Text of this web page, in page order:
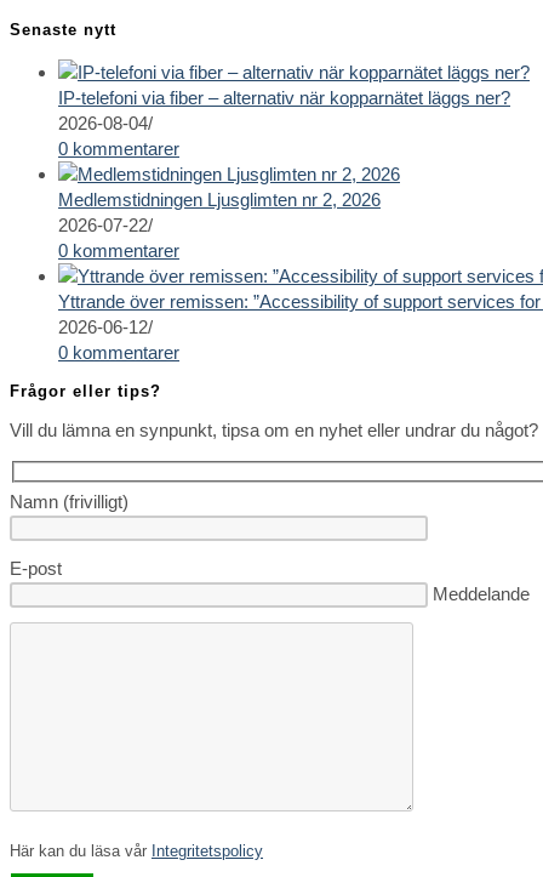
Senaste nytt
IP-telefoni via fiber – alternativ när kopparnätet läggs ner?
2026-08-04/
0 kommentarer
Medlemstidningen Ljusglimten nr 2, 2026
2026-07-22/
0 kommentarer
Yttrande över remissen: ”Accessibility of support services
2026-06-12/
0 kommentarer
Frågor eller tips?
Vill du lämna en synpunkt, tipsa om en nyhet eller undrar du
Namn (frivilligt)
E-post
Lämna detta
Meddelande
Här kan du läsa vår Integritetspolicy